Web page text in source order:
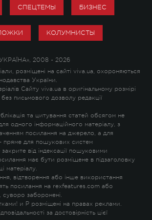
СПЕЦТЕМЫ БИЗНЕС
КОЛУМНИСТЫ
2008 - 2026
розміщені на сайті viva.ua, охороняються
України.
Сайту viva.ua в оригінальному розмірі
письмового дозволу редакції
та цитування статей обсягом не
одного інформаційного матеріалу, з
посилання на джерело, а для
– пряме для пошукових систем
від індексації пошуковими
має бути розміщене в підзаголовку
матеріалу.
відтворення або інше використання
посилання на rexfeatures.com або
заборонені.
! и P розміщені на правах реклами.
за достовірність цієї